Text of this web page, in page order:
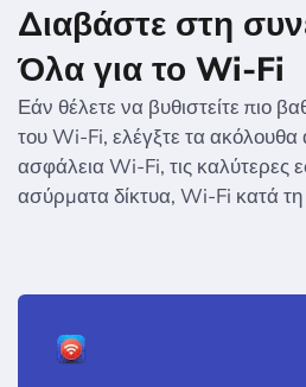
Διαβάστε στη
Όλα για το Wi-Fi
Εάν θέλετε να βυθιστείτε πιο
του Wi-Fi, ελέγξτε τα ακόλουθα
ασφάλεια Wi-Fi, τις καλύτερες
ασύρματα δίκτυα, Wi-Fi κατά τη